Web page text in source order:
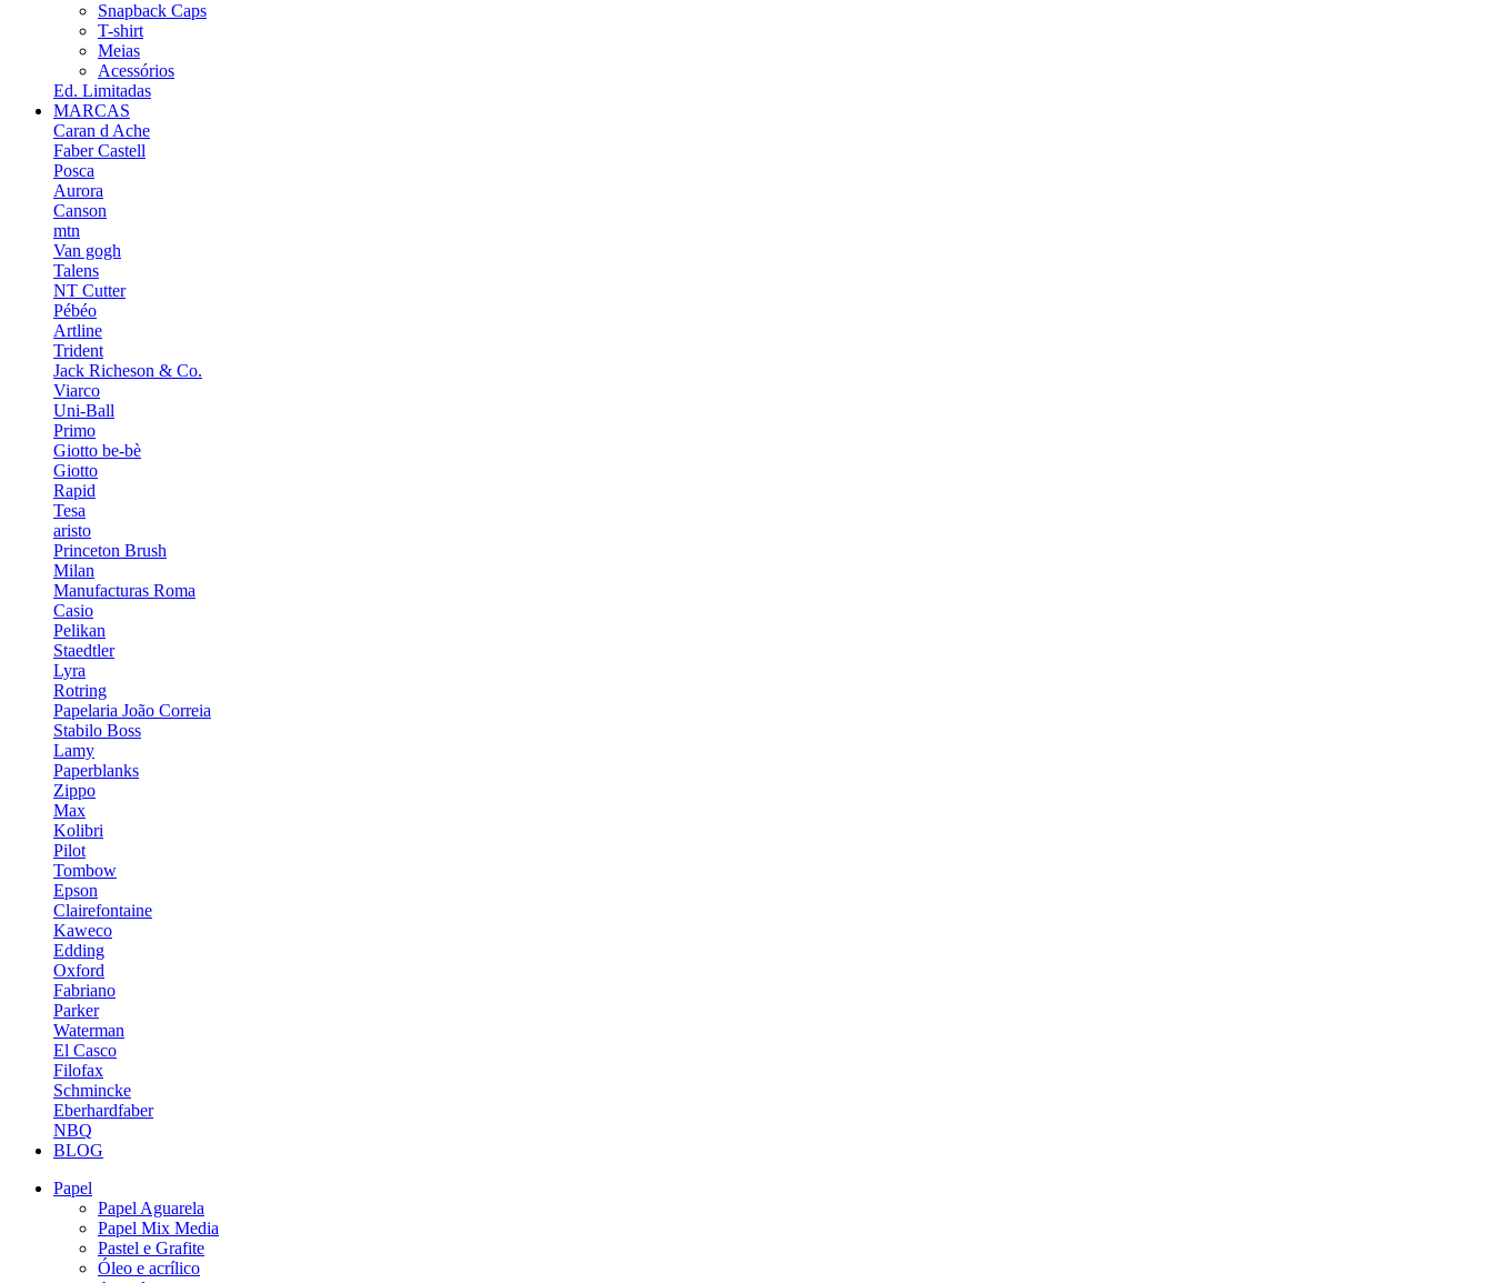
Snapback Caps
T-shirt
Meias
Acessórios
Ed. Limitadas
MARCAS
Caran d Ache
Faber Castell
Posca
Aurora
Canson
mtn
Van gogh
Talens
NT Cutter
Pébéo
Artline
Trident
Jack Richeson & Co.
Viarco
Uni-Ball
Primo
Giotto be-bè
Giotto
Rapid
Tesa
aristo
Princeton Brush
Milan
Manufacturas Roma
Casio
Pelikan
Staedtler
Lyra
Rotring
Papelaria João Correia
Stabilo Boss
Lamy
Paperblanks
Zippo
Max
Kolibri
Pilot
Tombow
Epson
Clairefontaine
Kaweco
Edding
Oxford
Fabriano
Parker
Waterman
El Casco
Filofax
Schmincke
Eberhardfaber
NBQ
BLOG
Papel
Papel Aguarela
Papel Mix Media
Pastel e Grafite
Óleo e acrílico